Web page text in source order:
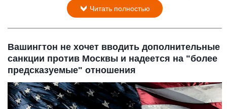
Читать полностью
Вашингтон не хочет вводить дополнительные
санкции против Москвы и надеется на "более
предсказуемые" отношения